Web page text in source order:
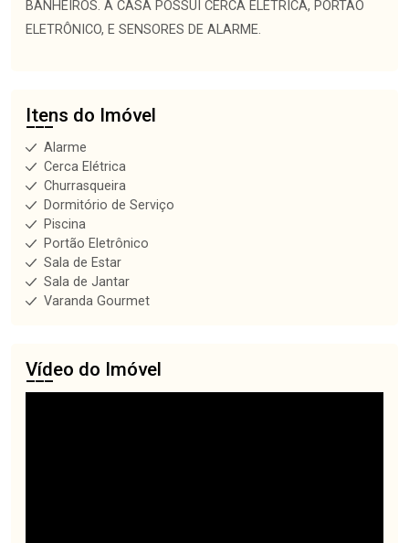
BANHEIROS. A CASA POSSUI CERCA ELETRICA, PORTÃO
ELETRÔNICO, E SENSORES DE ALARME.
Itens do Imóvel
Alarme
Cerca Elétrica
Churrasqueira
Dormitório de Serviço
Piscina
Portão Eletrônico
Sala de Estar
Sala de Jantar
Varanda Gourmet
Vídeo do Imóvel